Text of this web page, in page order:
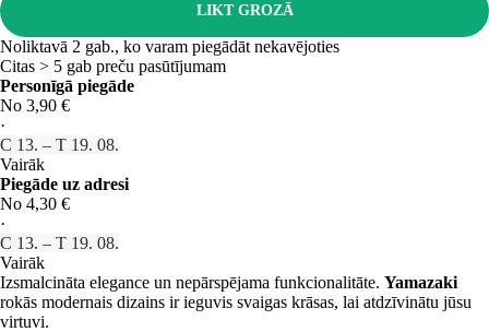
LIKT GROZĀ
Noliktavā 2 gab., ko varam piegādāt nekavējoties
Citas > 5 gab preču pasūtījumam
Personīgā piegāde
No 3,90 €
·
C 13. – T 19. 08.
Vairāk
Piegāde uz adresi
No 4,30 €
·
C 13. – T 19. 08.
Vairāk
Izsmalcināta elegance un nepārspējama funkcionalitāte. Yamazaki
rokās modernais dizains ir ieguvis svaigas krāsas, lai atdzīvinātu jūsu
virtuvi.